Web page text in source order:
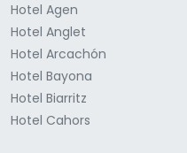
Hotel Agen
Hotel Anglet
Hotel Arcachón
Hotel Bayona
Hotel Biarritz
Hotel Cahors